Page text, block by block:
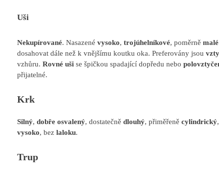
Uši
Nekupírované. Nasazené vysoko, trojúhelníkové, poměrně malé
dosahovat dále než k vnějšímu koutku oka. Preferovány jsou
vzhůru. Rovné uši se špičkou spadající dopředu nebo
přijatelné.
Krk
Silný, dobře osvalený, dostatečně dlouhý, přiměřeně cylindrický
vysoko, bez laloku.
Trup